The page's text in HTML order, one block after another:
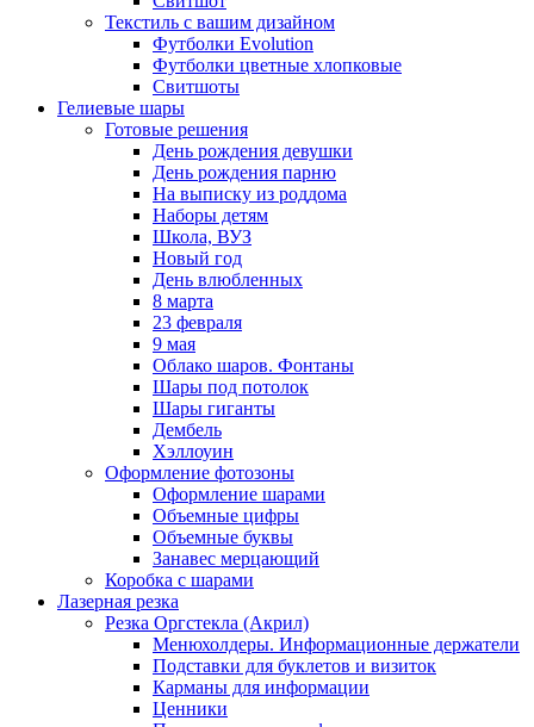
Текстиль с вашим дизайном
Футболки Evolution
Футболки цветные хлопковые
Свитшоты
Гелиевые шары
Готовые решения
День рождения девушки
День рождения парню
На выписку из роддома
Наборы детям
Школа, ВУЗ
Новый год
День влюбленных
8 марта
23 февраля
9 мая
Облако шаров. Фонтаны
Шары под потолок
Шары гиганты
Дембель
Хэллоуин
Оформление фотозоны
Оформление шарами
Объемные цифры
Объемные буквы
Занавес мерцающий
Коробка с шарами
Лазерная резка
Резка Оргстекла (Акрил)
Менюхолдеры. Информационные держатели
Подставки для буклетов и визиток
Карманы для информации
Ценники